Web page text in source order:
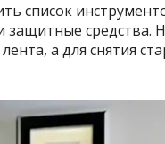
список
средства.
а для снятия